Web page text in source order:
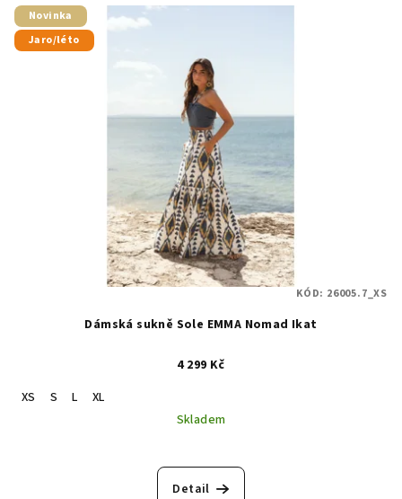
Novinka
Jaro/léto
Dámská sukně Sole EMMA Nomad Ikat
4 299 Kč
XS
S L
XL
Skladem
Detail
KÓD: 26005.7_XS